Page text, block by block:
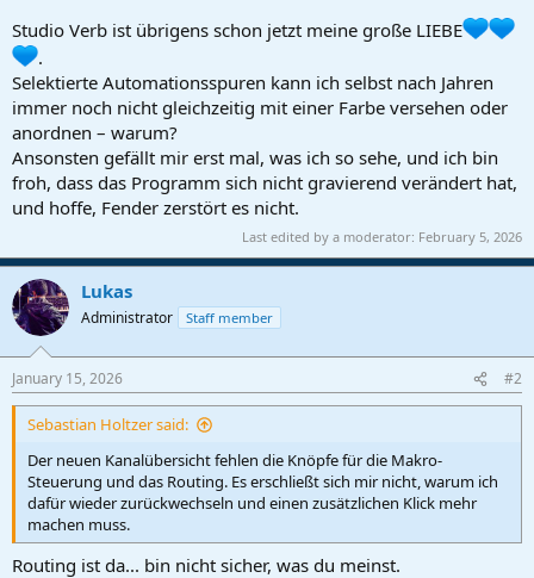
Studio Verb ist übrigens schon jetzt meine große LIEBE
.
Selektierte Automationsspuren kann ich selbst nach Jahren
immer noch nicht gleichzeitig mit einer Farbe versehen oder
anordnen – warum?
Ansonsten gefällt mir erst mal, was ich so sehe, und ich bin
froh, dass das Programm sich nicht gravierend verändert hat,
und hoffe, Fender zerstört es nicht.
Last edited by a moderator: February 5, 2026
Lukas
Administrator Staff member
January 15, 2026 #2
Sebastian Holtzer said:
Der neuen Kanalübersicht fehlen die Knöpfe für die Makro-
Steuerung und das Routing. Es erschließt sich mir nicht, warum ich
dafür wieder zurückwechseln und einen zusätzlichen Klick mehr
machen muss.
Routing ist da... bin nicht sicher, was du meinst.